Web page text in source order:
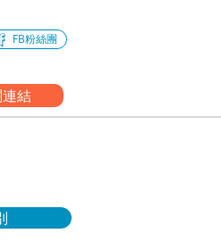
FB粉絲團
結